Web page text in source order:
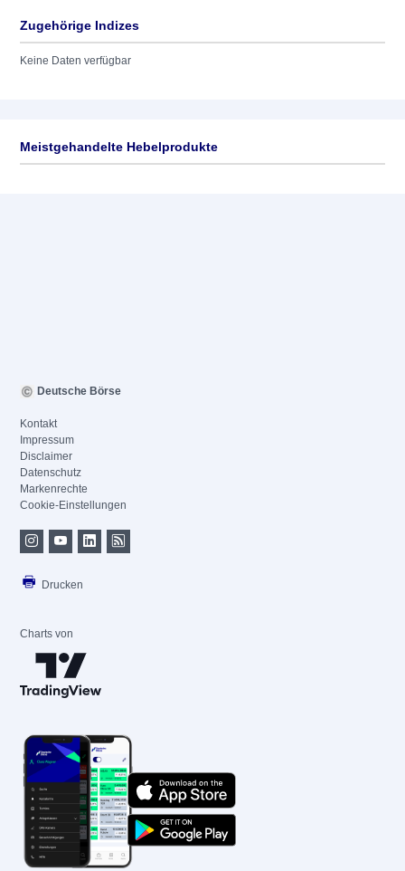
Zugehörige Indizes
Keine Daten verfügbar
Meistgehandelte Hebelprodukte
Deutsche Börse
Kontakt
Impressum
Disclaimer
Datenschutz
Markenrechte
Cookie-Einstellungen
Drucken
Charts von